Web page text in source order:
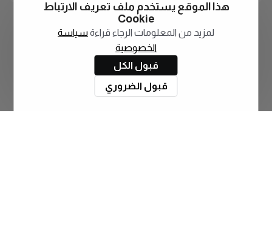
هذا الموقع يستخدم ملف تعريف الارتباط
Cookie
لمزيد من المعلومات الرجاء قراءة سياسة
الخصوصية
قبول الكل
قبول الضروري